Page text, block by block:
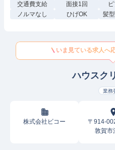
交通費支給
面接1回
ノルマなし
ひげOK 髪
いま見ている求人へ
ハウスク
業務
株式会社ビコー
〒914-
敦賀市